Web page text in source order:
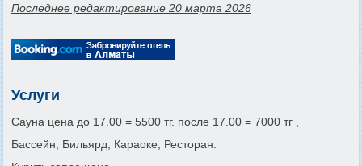
Последнее редактирование 20 марта 2026
Услуги
Сауна цена до 17.00 = 5500 тг. после 17.00 = 7000 тг ,
Бассейн, Бильярд, Караоке, Ресторан.